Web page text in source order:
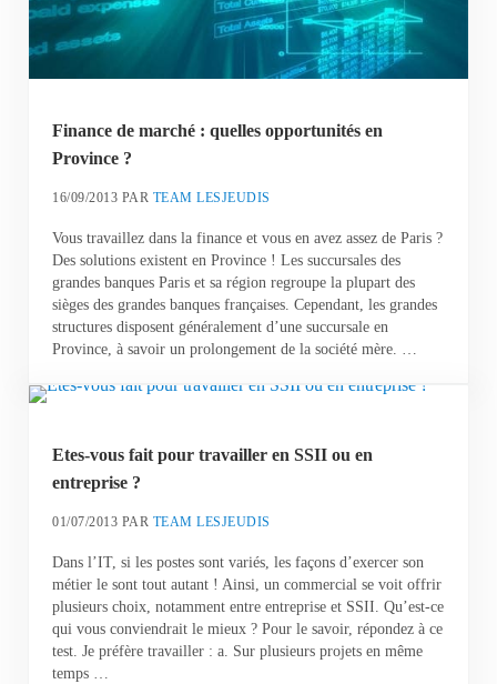
Finance de marché : quelles opportunités en
Province ?
16/09/2013 PAR TEAM LESJEUDIS
Vous travaillez dans la finance et vous en avez assez de Paris ?
Des solutions existent en Province ! Les succursales des
grandes banques Paris et sa région regroupe la plupart des
sièges des grandes banques françaises. Cependant, les grandes
structures disposent généralement d’une succursale en
Province, à savoir un prolongement de la société mère. …
Etes-vous fait pour travailler en SSII ou en
entreprise ?
01/07/2013 PAR TEAM LESJEUDIS
Dans l’IT, si les postes sont variés, les façons d’exercer son
métier le sont tout autant ! Ainsi, un commercial se voit offrir
plusieurs choix, notamment entre entreprise et SSII. Qu’est-ce
qui vous conviendrait le mieux ? Pour le savoir, répondez à ce
test. Je préfère travailler : a. Sur plusieurs projets en même
temps …